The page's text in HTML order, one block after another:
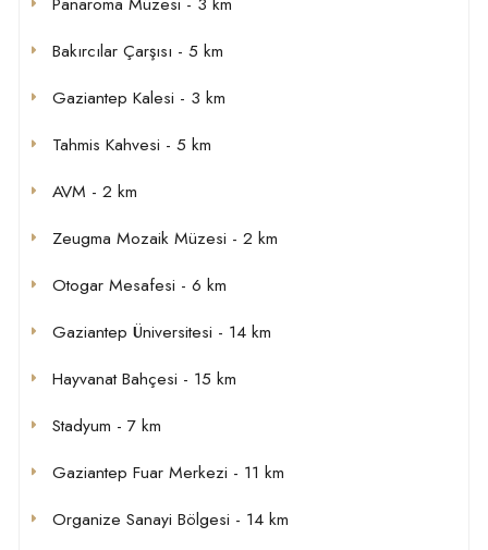
Bakırcılar Çarşısı - 5 km
Gaziantep Kalesi - 3 km
Tahmis Kahvesi - 5 km
AVM - 2 km
Zeugma Mozaik Müzesi - 2 km
Otogar Mesafesi - 6 km
Gaziantep Üniversitesi - 14 km
Hayvanat Bahçesi - 15 km
Stadyum - 7 km
Gaziantep Fuar Merkezi - 11 km
Organize Sanayi Bölgesi - 14 km